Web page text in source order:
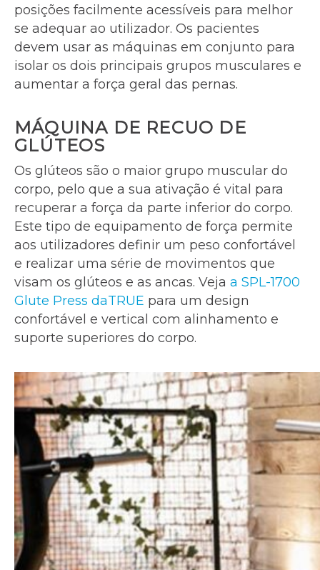
posições facilmente acessíveis para melhor
se adequar ao utilizador. Os pacientes
devem usar as máquinas em conjunto para
isolar os dois principais grupos musculares e
aumentar a força geral das pernas.
MÁQUINA DE RECUO DE
GLÚTEOS
Os glúteos são o maior grupo muscular do
corpo, pelo que a sua ativação é vital para
recuperar a força da parte inferior do corpo.
Este tipo de equipamento de força permite
aos utilizadores definir um peso confortável
e realizar uma série de movimentos que
visam os glúteos e as ancas. Veja a SPL-1700
Glute Press daTRUE para um design
confortável e vertical com alinhamento e
suporte superiores do corpo.